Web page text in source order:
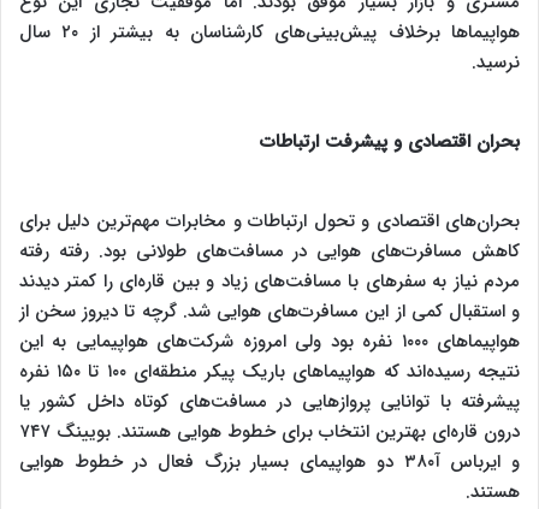
هواپیماها برخلاف پیش‌بینی‌های کارشناسان به بیشتر از ۲۰ سال
نرسید.
بحران اقتصادی و پیشرفت ارتباطات
بحران‌های اقتصادی و تحول ارتباطات و مخابرات مهم‌ترین دلیل برای
کاهش مسافرت‌های هوایی در مسافت‌های طولانی بود. رفته رفته
مردم نیاز به سفرهای با مسافت‌های زیاد و بین قاره‌ای را کمتر دیدند
و استقبال کمی از این مسافرت‌های هوایی شد. گرچه تا دیروز سخن از
هواپیماهای ۱۰۰۰ نفره بود ولی امروزه شرکت‌های هواپیمایی به این
نتیجه رسیده‌اند که هواپیماهای باریک پیکر منطقه‌ای ۱۰۰ تا ۱۵۰ نفره
پیشرفته با توانایی پروازهایی در مسافت‌های کوتاه داخل کشور یا
درون قاره‌ای بهترین انتخاب برای خطوط هوایی هستند. بویینگ ۷۴۷
و ایرباس آ۳۸۰ دو هواپیمای بسیار بزرگ فعال در خطوط هوایی
هستند.